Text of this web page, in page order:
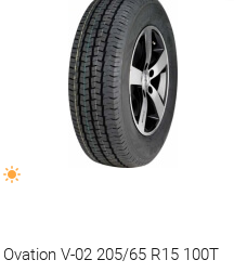
Ovation V-02 205/65 R15 100T